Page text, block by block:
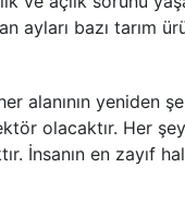
ayları bazı tarım
alanının yeniden
olacaktır. Her
İnsanın en zayıf